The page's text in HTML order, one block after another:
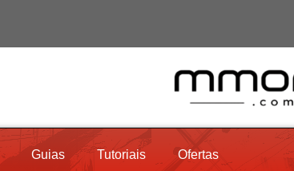
Guias Tutoriais Ofertas